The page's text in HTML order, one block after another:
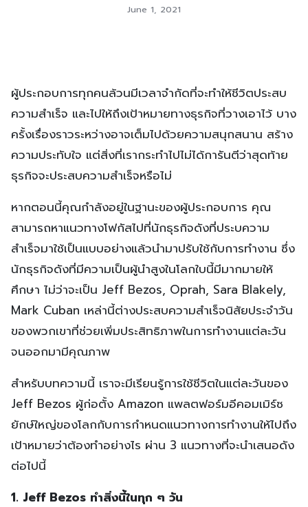
June 1, 2021
ผู้ประกอบการทุกคนล้วนมีเวลาจำกัดที่จะทำให้ชีวิตประสบ
ความสำเร็จ และไปให้ถึงเป้าหมายทางธุรกิจที่วางเอาไว้ บาง
ครั้งเรื่องราวระหว่างอาจเต็มไปด้วยความสนุกสนาน สร้าง
ความประทับใจ แต่สิ่งที่เรากระทำไปไม่ได้การันตีว่าสุดท้าย
ธุรกิจจะประสบความสำเร็จหรือไม่
หากตอนนี้คุณกำลังอยู่ในฐานะของผู้ประกอบการ คุณ
สามารถหาแนวทางโฟกัสไปที่นักธุรกิจดังที่ประบความ
สำเร็จมาใช้เป็นแบบอย่างแล้วนำมาปรับใช้กับการทำงาน ซึ่ง
นักธุรกิจดังที่มีความเป็นผู้นำสูงในโลกใบนี้มีมากมายให้
ศึกษา ไม่ว่าจะเป็น Jeff Bezos, Oprah, Sara Blakely,
Mark Cuban เหล่านี้ต่างประสบความสำเร็จนิสัยประจำวัน
ของพวกเขาที่ช่วยเพิ่มประสิทธิภาพในการทำงานแต่ละวัน
จนออกมามีคุณภาพ
สำหรับบทความนี้ เราจะมีเรียนรู้การใช้ชีวิตในแต่ละวันของ
Jeff Bezos ผู้ก่อตั้ง Amazon แพลตฟอร์มอีคอมเมิร์ซ
ยักษ์ใหญ่ของโลกกับการกำหนดแนวทางการทำงานให้ไปถึง
เป้าหมายว่าต้องทำอย่างไร ผ่าน 3 แนวทางที่จะนำเสนอดัง
ต่อไปนี้
1. Jeff Bezos ทำสิ่งนี้ในทุก ๆ วัน